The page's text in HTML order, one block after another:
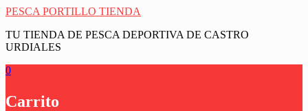
PESCA PORTILLO TIENDA
TU TIENDA DE PESCA DEPORTIVA DE CASTRO
URDIALES
0
Carrito